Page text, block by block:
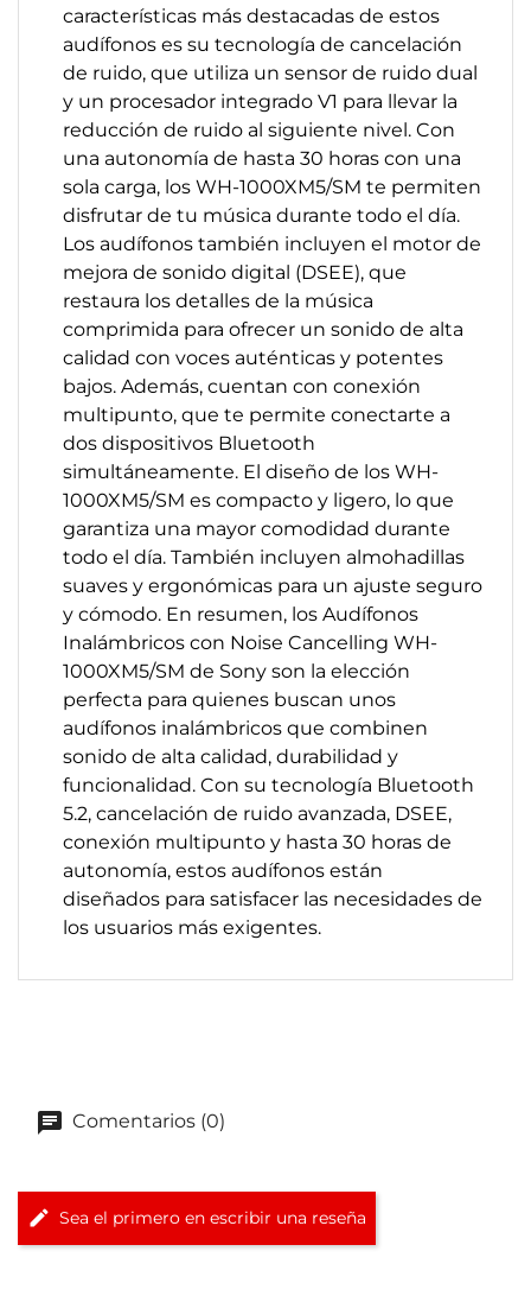
características más destacadas de estos
audífonos es su tecnología de cancelación
de ruido, que utiliza un sensor de ruido dual
y un procesador integrado V1 para llevar la
reducción de ruido al siguiente nivel. Con
una autonomía de hasta 30 horas con una
sola carga, los WH-1000XM5/SM te permiten
disfrutar de tu música durante todo el día.
Los audífonos también incluyen el motor de
mejora de sonido digital (DSEE), que
restaura los detalles de la música
comprimida para ofrecer un sonido de alta
calidad con voces auténticas y potentes
bajos. Además, cuentan con conexión
multipunto, que te permite conectarte a
dos dispositivos Bluetooth
simultáneamente. El diseño de los WH-
1000XM5/SM es compacto y ligero, lo que
garantiza una mayor comodidad durante
todo el día. También incluyen almohadillas
suaves y ergonómicas para un ajuste seguro
y cómodo. En resumen, los Audífonos
Inalámbricos con Noise Cancelling WH-
1000XM5/SM de Sony son la elección
perfecta para quienes buscan unos
audífonos inalámbricos que combinen
sonido de alta calidad, durabilidad y
funcionalidad. Con su tecnología Bluetooth
5.2, cancelación de ruido avanzada, DSEE,
conexión multipunto y hasta 30 horas de
autonomía, estos audífonos están
diseñados para satisfacer las necesidades de
los usuarios más exigentes.
Comentarios (0)
Sea el primero en escribir una reseña